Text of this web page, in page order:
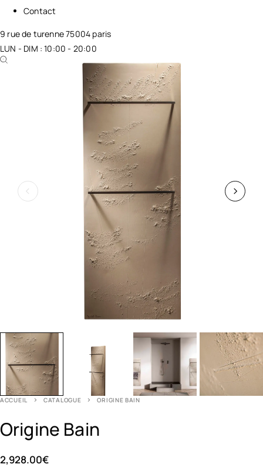
Contact
9 rue de turenne 75004 paris
LUN - DIM : 10:00 - 20:00
ACCUEIL CATALOGUE ORIGINE BAIN
Origine Bain
2,928.00€